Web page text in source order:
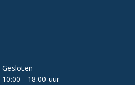
Gesloten
10:00 - 18:00 uur